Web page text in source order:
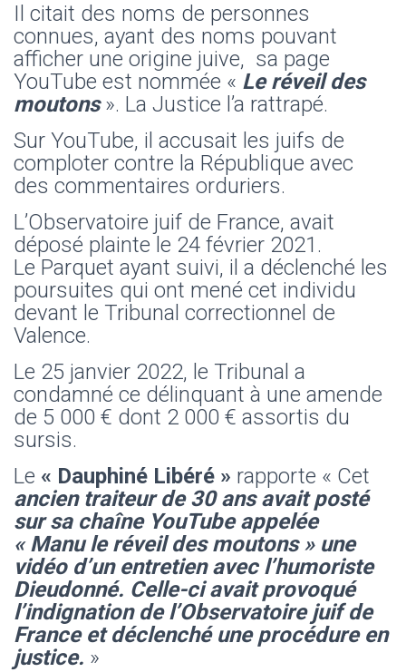
Il citait des noms de personnes
connues, ayant des noms pouvant
afficher une origine juive, sa page
YouTube est nommée « Le réveil des
moutons». La Justice l’a rattrapé.
Sur YouTube, il accusait les juifs de
comploter contre la République avec
des commentaires orduriers.
L’Observatoire juif de France, avait
déposé plainte le 24 février 2021.
Le Parquet ayant suivi, il a déclenché les
poursuites qui ont mené cet individu
devant le Tribunal correctionnel de
Valence.
Le 25 janvier 2022, le Tribunal a
condamné ce délinquant à une amende
de 5 000 € dont 2 000 € assortis du
sursis.
Le « Dauphiné Libéré » rapporte « Cet
ancien traiteur de 30 ans avait posté
sur sa chaîne YouTube appelée
« Manu le réveil des moutons » une
vidéo d’un entretien avec l’humoriste
Dieudonné. Celle-ci avait provoqué
l’indignation de l’Observatoire juif de
France et déclenché une procédure en
justice. »